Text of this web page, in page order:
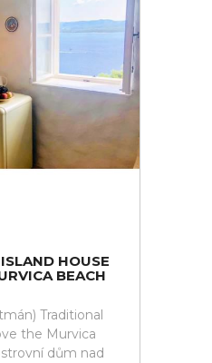
HOUSE
BEACH
Traditional
the Murvica
dům nad